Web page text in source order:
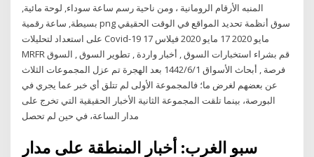
المنبه الأرقام الرومانية ، ومن ناحية رسم ساعة سوداء, لوحة مائية,
بسيطة, ساعة رقمية png سوق أنظمة تحديد المواقع في الوقت الحقيقي
على استعداد لتحليلات Covid-19 17 مايو 2020 17 مايو 2020 فيلاس
MRFR قم بشراء استخبارات السوق , أخبار واردة , تطوير السوق , السوق
فرصة , أبحاث الأسواق 1‏‏/6‏‏/1442 بعد الهجرة تم عزل المجموعات الثلاث
عن بعضهم لغرض ما؛ فالمجموعة الأولى لم تتلق أي خبر عما يجري في
البورصة، بينما تلقت المجموعة الثانية الأخبار الحقيقية التي تخرج على
مدار الساعة، في حين لم تحصل